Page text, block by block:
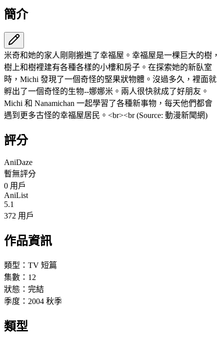
簡介
米奇和她的家人剛剛搬進了幸福屋。幸福屋是一棵巨大的樹，
樹上和樹裡建有各種各樣的小樓和房子。在探索她的新臥室
時，Michi 發現了一個奇怪的堅果狀物體。沒過多久，裡面就
孵出了一個奇怪的生物--娜娜米。兩人很快就成了好朋友。
Michi 和 Nanamichan 一起學習了各種新事物，每天他們都會
遇到更多古怪的幸福屋居民。<br><br (Source: 動漫新聞網)
評分
AniDaze
暫無評分
0 用戶
AniList
5.1
372 用戶
作品資訊
類型： TV 短篇
集數： 12
狀態： 完結
季度： 2004 秋季
類型